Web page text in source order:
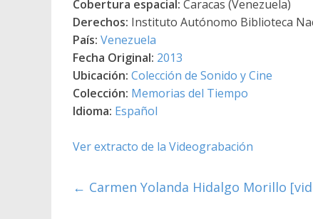
Cobertura espacial: Caracas (Venezuela)
Derechos: Instituto Autónomo Biblioteca
País: Venezuela
Fecha Original: 2013
Ubicación: Colección de Sonido y Cine
Colección: Memorias del Tiempo
Idioma: Español
Ver extracto de la Videograbación
← Carmen Yolanda Hidalgo Morillo